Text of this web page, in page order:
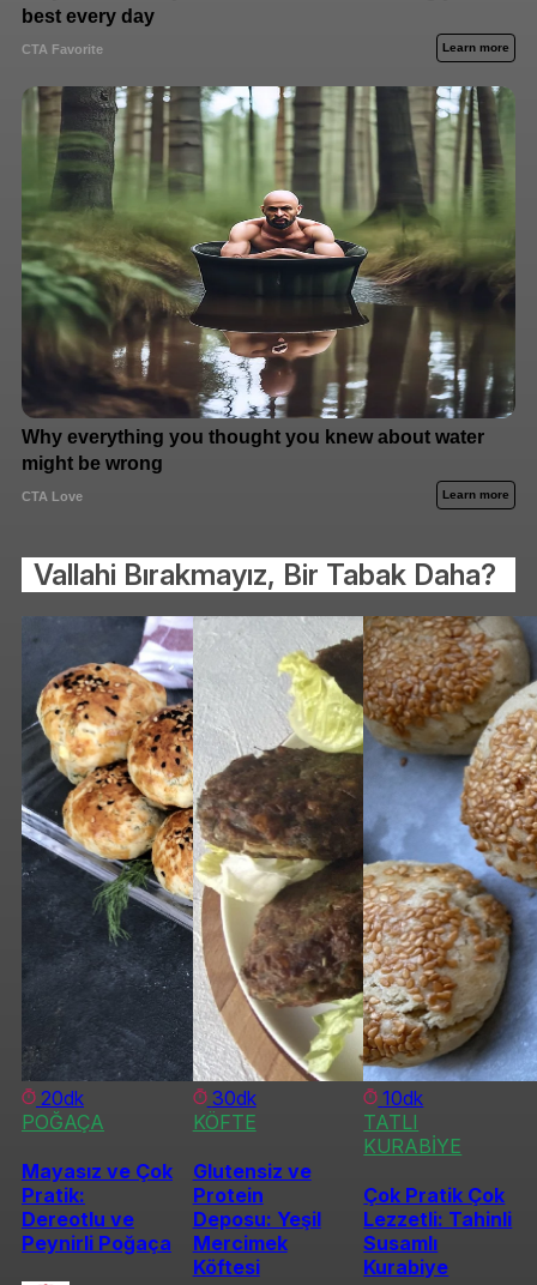
Vallahi Bırakmayız, Bir Tabak Daha?
20dk
POĞAÇA
Mayasız ve Çok
Pratik:
Dereotlu ve
Peynirli Poğaça
30dk
KÖFTE
Glutensiz ve
Protein
Deposu: Yeşil
Mercimek
Köftesi
10dk
TATLI
KURABİYE
Çok Pratik Çok
Lezzetli: Tahinli
Susamlı
Kurabiye